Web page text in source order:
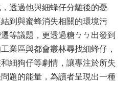
透過他與細蜂仔分離後的憂
到與蜜蜂消失相關的環境污
等議題，更透過糖ㄅㄅ出發到
業區與都會叢林尋找細蜂仔，
細狗仔等劇情，讓專注於所失
題的能量，為讀者呈現出一種